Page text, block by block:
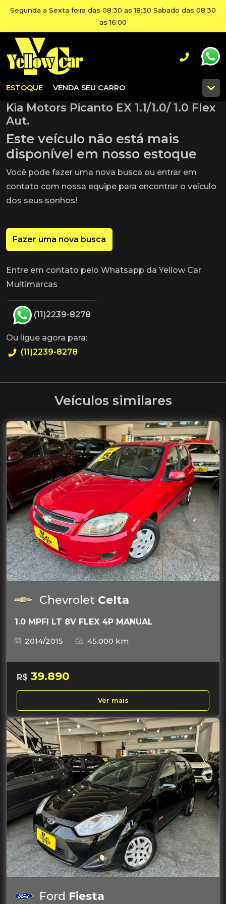
Segunda a Sexta feira das 08:30 as 18:30 Sabado das 08:30
as 16:00
ESTOQUE VENDA SEU CARRO
Kia Motors Picanto EX 1.1/1.0/ 1.0 Flex
Aut.
Este veículo não está mais
disponível em nosso estoque
Você pode fazer uma nova busca ou entrar em
contato com nossa equipe para encontrar o veículo
dos seus sonhos!
Fazer uma nova busca
Entre em contato pelo Whatsapp da Yellow Car
Multimarcas
(11)2239-8278
Ou ligue agora para:
(11)2239-8278
Veículos similares
Chevrolet Celta
1.0 MPFI LT 8V FLEX 4P MANUAL
2014/2015
45.000 km
R$ 39.890
Ver mais
Ford Fiesta